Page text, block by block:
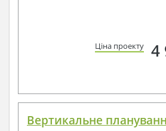
Ціна проекту 4
Вертикальне